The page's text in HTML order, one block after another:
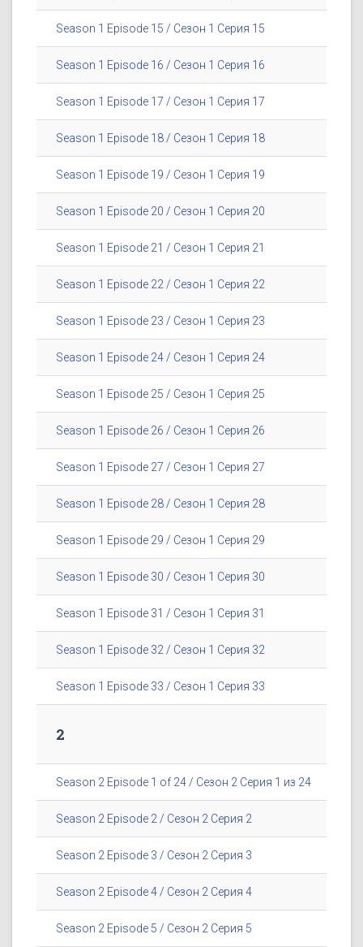
Season 1 Episode 15 / Сезон 1 Серия 15
Season 1 Episode 16 / Сезон 1 Серия 16
Season 1 Episode 17 / Сезон 1 Серия 17
Season 1 Episode 18 / Сезон 1 Серия 18
Season 1 Episode 19 / Сезон 1 Серия 19
Season 1 Episode 20 / Сезон 1 Серия 20
Season 1 Episode 21 / Сезон 1 Серия 21
Season 1 Episode 22 / Сезон 1 Серия 22
Season 1 Episode 23 / Сезон 1 Серия 23
Season 1 Episode 24 / Сезон 1 Серия 24
Season 1 Episode 25 / Сезон 1 Серия 25
Season 1 Episode 26 / Сезон 1 Серия 26
Season 1 Episode 27 / Сезон 1 Серия 27
Season 1 Episode 28 / Сезон 1 Серия 28
Season 1 Episode 29 / Сезон 1 Серия 29
Season 1 Episode 30 / Сезон 1 Серия 30
Season 1 Episode 31 / Сезон 1 Серия 31
Season 1 Episode 32 / Сезон 1 Серия 32
Season 1 Episode 33 / Сезон 1 Серия 33
2
Season 2 Episode 1 of 24 / Сезон 2 Серия 1 из 24
Season 2 Episode 2 / Сезон 2 Серия 2
Season 2 Episode 3 / Сезон 2 Серия 3
Season 2 Episode 4 / Сезон 2 Серия 4
Season 2 Episode 5 / Сезон 2 Серия 5